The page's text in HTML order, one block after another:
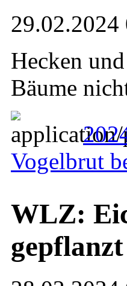
29.02.2024
Hecken
Bäume
Vogelbrut
WLZ:
gepflanzt